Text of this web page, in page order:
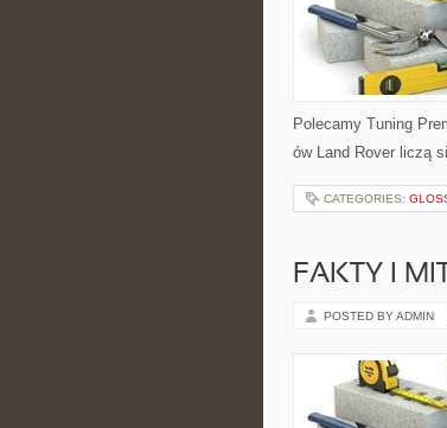
Polecamy Tuning
ów Land Rover liczą
CATEGORIES:
FAKTY I
POSTED BY ADMIN